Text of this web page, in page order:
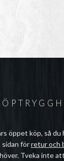
öppet köp, så
sidan förretur och
Tveka inte